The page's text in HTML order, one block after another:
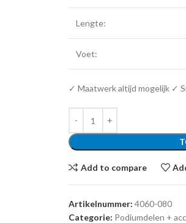
Lengte:
Voet:
✓ Maatwerk altijd mogelijk ✓
Add to compare
Artikelnummer: 4060-080
Categorie: Podiumdelen +